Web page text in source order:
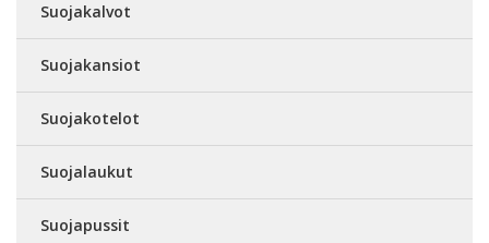
Suojakalvot
Suojakansiot
Suojakotelot
Suojalaukut
Suojapussit